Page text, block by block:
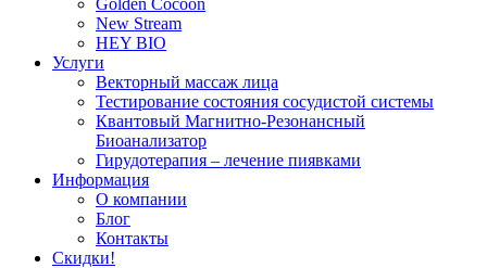
Golden Cocoon
New Stream
HEY BIO
Услуги
Векторный массаж лица
Тестирование состояния сосудистой системы
Квантовый Магнитно-Резонансный
Биоанализатор
Гирудотерапия – лечение пиявками
Информация
О компании
Блог
Контакты
Скидки!